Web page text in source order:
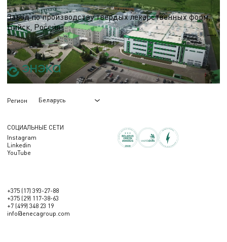
Фармацевтическая промышленность
Завод по производству твердых лекарственных форм,
Бийск, Россия
S = 6 200 м.кв.
Регион Беларусь
СОЦИАЛЬНЫЕ СЕТИ
Instagram
Linkedin
YouTube
+375 (17) 393-27-88
+375 (29) 117-38-63
+7 (499) 348 23 19
info@enecagroup.com